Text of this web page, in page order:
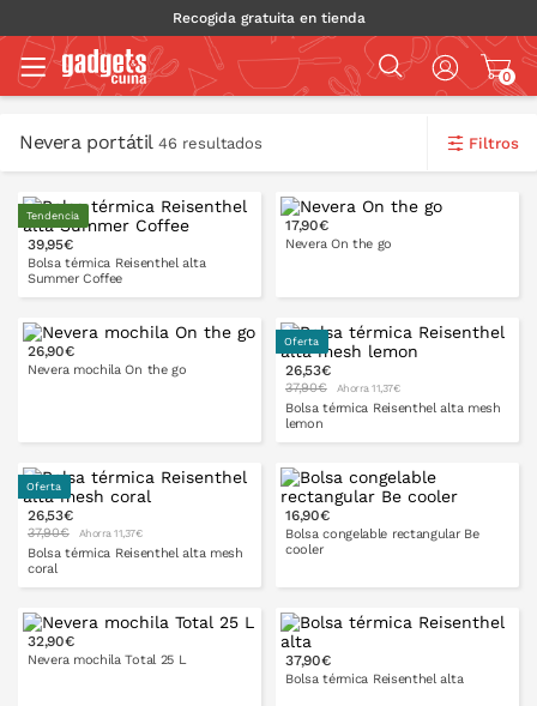
Recogida gratuita en tienda
0
Nevera portátil 46 resultados Filtros
Tendencia
39,95€
Bolsa térmica Reisenthel alta
Summer Coffee
PONLO EN LA CESTA
17,90€
Nevera On the go
26,90€
Nevera mochila On the go
Oferta
26,53€
37,90€ Ahorra 11,37€
Bolsa térmica Reisenthel alta mesh
lemon
PONLO EN LA CESTA
Oferta
26,53€
37,90€ Ahorra 11,37€
Bolsa térmica Reisenthel alta mesh
coral
16,90€
Bolsa congelable rectangular Be
cooler
32,90€
Nevera mochila Total 25 L 37,90€
Bolsa térmica Reisenthel alta